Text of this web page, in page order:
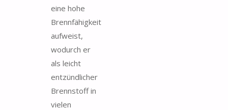
eine hohe
Brennfähigkeit
aufweist,
wodurch er
als leicht
entzündlicher
Brennstoff in
vielen